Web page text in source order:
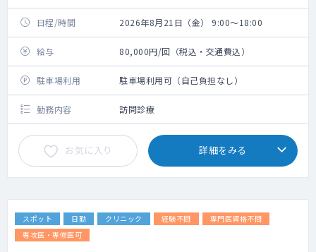
日程/時間 2026年8月21日（金） 9:00～18:00
給与 80,000円/回（税込・交通費込）
駐車場利用 駐車場利用可（自己負担なし）
勤務内容 訪問診療
お気に入り 詳細をみる
スポット 日勤 クリニック 経験不問
専門医資格不問
専攻医・専修医可